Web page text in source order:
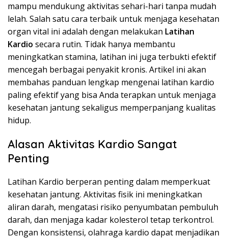
mampu mendukung aktivitas sehari-hari tanpa mudah
lelah. Salah satu cara terbaik untuk menjaga kesehatan
organ vital ini adalah dengan melakukan Latihan
Kardio secara rutin. Tidak hanya membantu
meningkatkan stamina, latihan ini juga terbukti efektif
mencegah berbagai penyakit kronis. Artikel ini akan
membahas panduan lengkap mengenai latihan kardio
paling efektif yang bisa Anda terapkan untuk menjaga
kesehatan jantung sekaligus memperpanjang kualitas
hidup.
Alasan Aktivitas Kardio Sangat
Penting
Latihan Kardio berperan penting dalam memperkuat
kesehatan jantung. Aktivitas fisik ini meningkatkan
aliran darah, mengatasi risiko penyumbatan pembuluh
darah, dan menjaga kadar kolesterol tetap terkontrol.
Dengan konsistensi, olahraga kardio dapat menjadikan